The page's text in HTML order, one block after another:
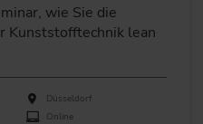
wie Sie die
Kunststofftechnik lean
Düsseldorf
Online